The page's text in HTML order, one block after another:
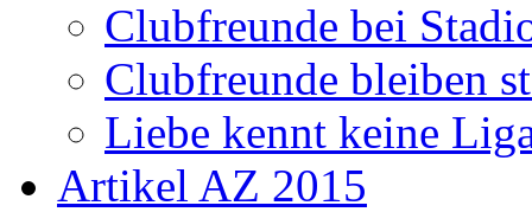
Clubfreunde bei
Clubfreunde bleiben
Liebe kennt keine
Artikel AZ 2015